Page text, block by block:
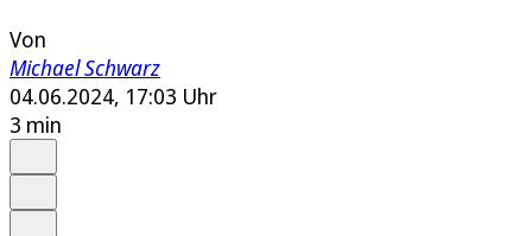
Von
Michael Schwarz
04.06.2024, 17:03 Uhr
3 min